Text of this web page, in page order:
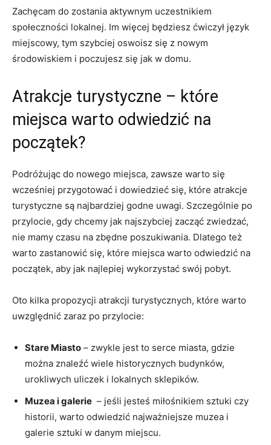
Zachęcam do zostania aktywnym ⁢uczestnikiem
społeczności lokalnej. Im więcej będziesz ćwiczył język
miejscowy,⁣ tym szybciej oswoisz się z nowym
środowiskiem i poczujesz się jak w​ domu.
Atrakcje turystyczne – które
miejsca warto odwiedzić na
początek?
Podróżując do nowego miejsca, zawsze warto się
wcześniej‍ przygotować⁤ i dowiedzieć się, które atrakcje
turystyczne są najbardziej⁣ godne uwagi. Szczególnie po
przylocie, gdy chcemy jak⁢ najszybciej ⁣zacząć ⁣zwiedzać,
nie mamy czasu na zbędne poszukiwania. Dlatego też
‍warto zastanowić się, które miejsca warto⁢ odwiedzić na
początek, aby jak najlepiej wykorzystać swój pobyt.
Oto‌ kilka⁤ propozycji atrakcji turystycznych, które warto
uwzględnić​ zaraz po przylocie:
Stare Miasto – zwykle⁤ jest to​ serce⁢ miasta, gdzie
można znaleźć wiele historycznych budynków,
urokliwych uliczek i lokalnych sklepików.
Muzea i galerie ⁤ – ⁣jeśli jesteś miłośnikiem sztuki czy
historii, warto ⁢odwiedzić najważniejsze muzea ⁢i
galerie sztuki w danym miejscu.